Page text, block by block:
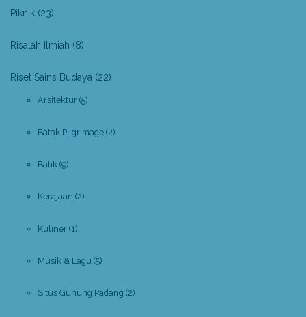
Piknik (23)
Risalah Ilmiah (8)
Riset Sains Budaya (22)
Arsitektur (5)
Batak Pilgrimage (2)
Batik (9)
Kerajaan (2)
Kuliner (1)
Musik & Lagu (5)
Situs Gunung Padang (2)